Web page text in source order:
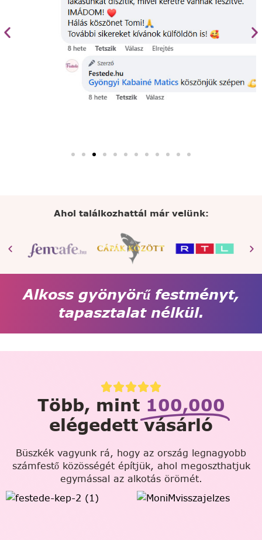
Ahol találkozhattál már velünk:
Alkoss gyönyörű festményt,
tapasztalat nélkül.
Több, mint 100,000
elégedett vásárló
Büszkék vagyunk rá, hogy az ország legnagyobb
számfestő közösségét építjük, ahol megoszthatjuk
egymással az alkotás örömét.